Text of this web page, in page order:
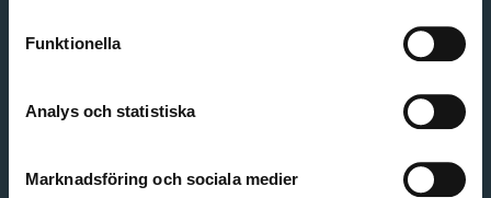
Funktionella
Analys och statistiska
Marknadsföring och sociala medier
Customer service